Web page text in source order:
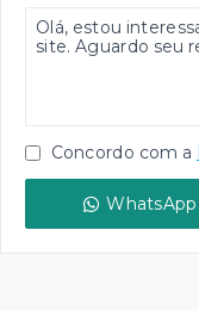
Concordo com a
WhatsApp